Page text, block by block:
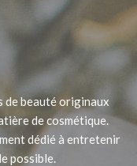
de beauté originaux
de cosmétique.
dédié à entretenir
possible.